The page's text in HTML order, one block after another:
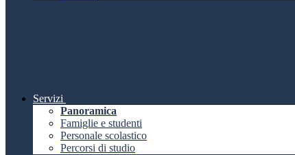
Servizi
Panoramica
Famiglie e studenti
Personale scolastico
Percorsi di studio